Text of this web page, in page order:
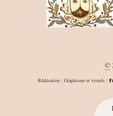
©
Réalisation : Graphisme et visuels :